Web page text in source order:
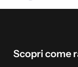
Scopri come